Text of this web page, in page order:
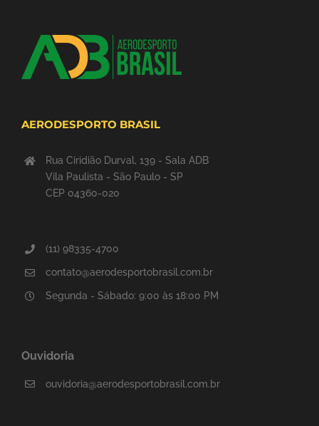
AERODESPORTO BRASIL
Rua Ciridião Durval, 139 - Sala ADB
Vila Paulista - São Paulo - SP
CEP 04360-020
(11) 98335-4700
contato@aerodesportobrasil.com.br
Segunda - Sábado: 9:00 às 18:00 PM
Ouvidoria
ouvidoria@aerodesportobrasil.com.br